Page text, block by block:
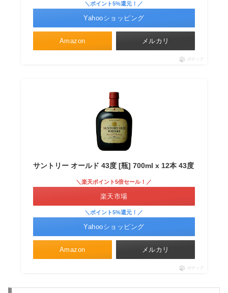
Amazon
＼ポイント5%還元！／
Yahooショッピング
メルカリ
ポチップ
サントリー オールド 43度 [瓶] 700ml x 12本 43度
Amazon
＼楽天ポイント5倍セール！／
楽天市場
＼ポイント5%還元！／
Yahooショッピング
メルカリ
ポチップ